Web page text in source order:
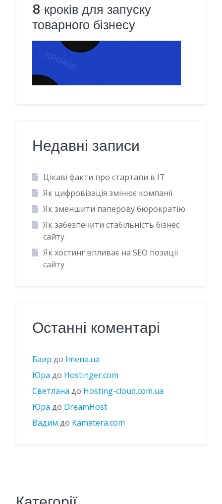
8 кроків для запуску
товарного бізнесу
Недавні записи
Цікаві факти про стартапи в IT
Як цифровізація змінює компанії
Як зменшити паперову бюрократію
Як забезпечити стабільність бізнес
сайту
Як хостинг впливає на SEO позиції
сайту
Останні коментарі
Баир до Imena.ua
Юра до Hostinger.com
Светлана до Hosting-cloud.com.ua
Юра до DreamHost
Вадим до Kamatera.com